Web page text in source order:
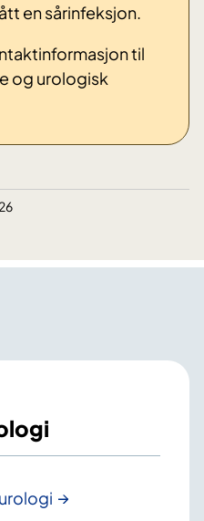
en sårinfeksjon.
til
og urologisk